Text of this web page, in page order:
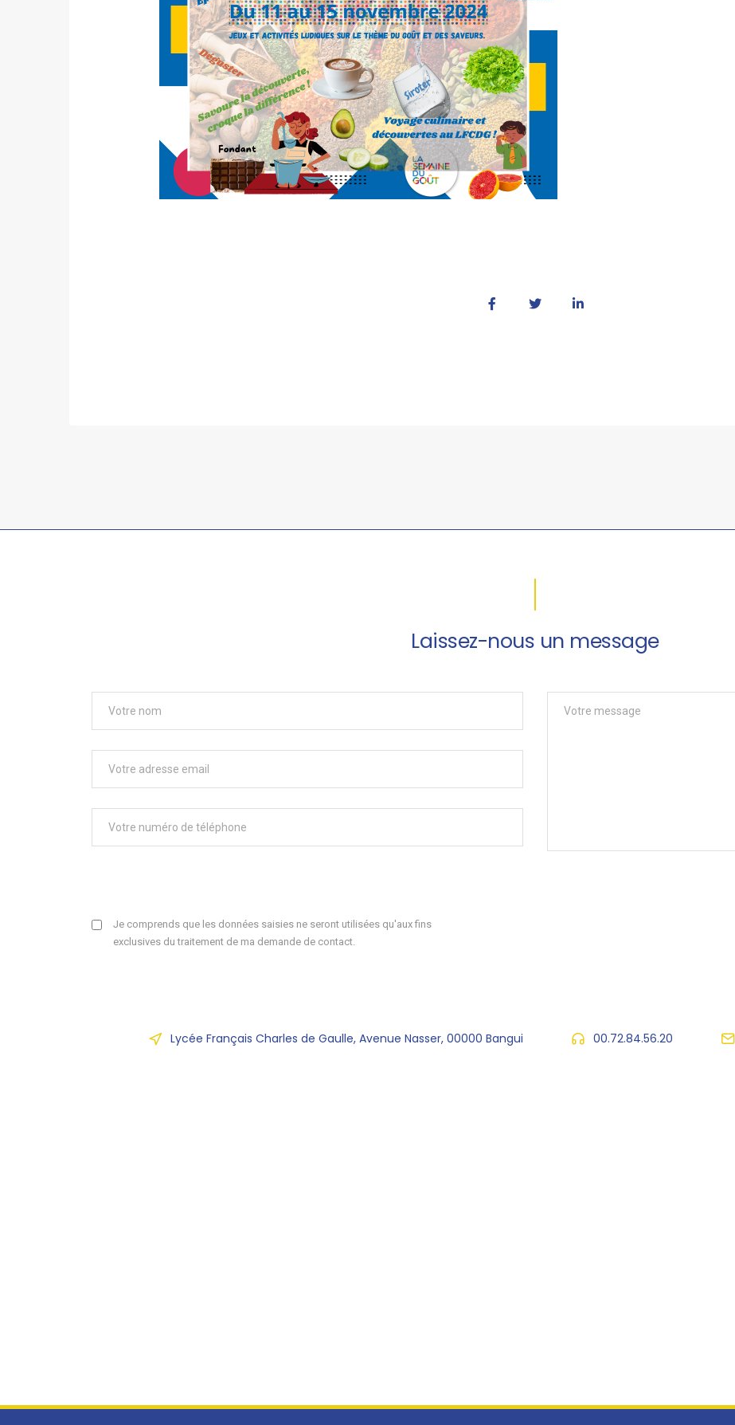
Laissez-nous un message
Je comprends que les données saisies ne seront utilisées qu'aux fins
exclusives du traitement de ma demande de contact.
Lycée Français Charles de Gaulle, Avenue Nasser, 00000 Bangui 00.72.84.56.20